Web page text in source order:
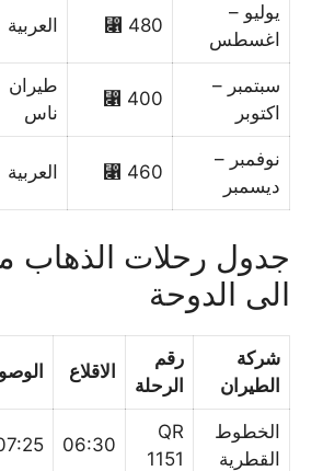
يوليو –
اغسطس
480 ⃁ العربية
سبتمبر –
اكتوبر
400 ⃁
طيران
ناس
نوفمبر –
ديسمبر
460 ⃁ العربية
جدول رحلات الذهاب
الى الدوحة
شركة
الطيران
رقم
الرحلة
الاقلاع
الخطوط
القطرية
QR
1151
06:30